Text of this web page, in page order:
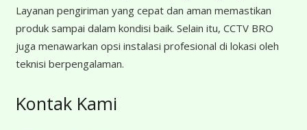
Layanan pengiriman yang cepat dan aman memastikan
produk sampai dalam kondisi baik. Selain itu, CCTV BRO
juga menawarkan opsi instalasi profesional di lokasi oleh
teknisi berpengalaman.
Kontak Kami